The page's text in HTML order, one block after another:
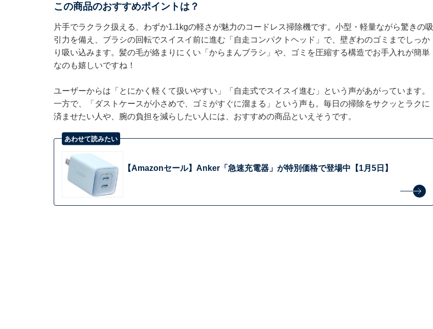
この商品のおすすめポイントは？
片手でラクラク扱える、わずか1.1kgの軽さが魅力のコードレス掃除機です。小型・軽量ながら驚きの吸
引力を備え、ブラシの回転でスイスイ前に進む「自走コンパクトヘッド」で、壁ぎわのゴミまでしっか
り吸い込みます。髪の毛が絡まりにくい「からまんブラシ」や、ゴミを圧縮する構造でお手入れが簡単
なのも嬉しいですね！
ユーザーからは「とにかく軽くて扱いやすい」「自走式でスイスイ進む」という声があがっています。
一方で、「ダストケースが小さめで、ゴミがすぐに溜まる」という声も。毎日の掃除をサクッとラクに
済ませたい人や、腕の負担を減らしたい人には、おすすめの商品といえそうです。
あわせて読みたい
【Amazonセール】Anker「急速充電器」が特別価格で登場中【1月5日】